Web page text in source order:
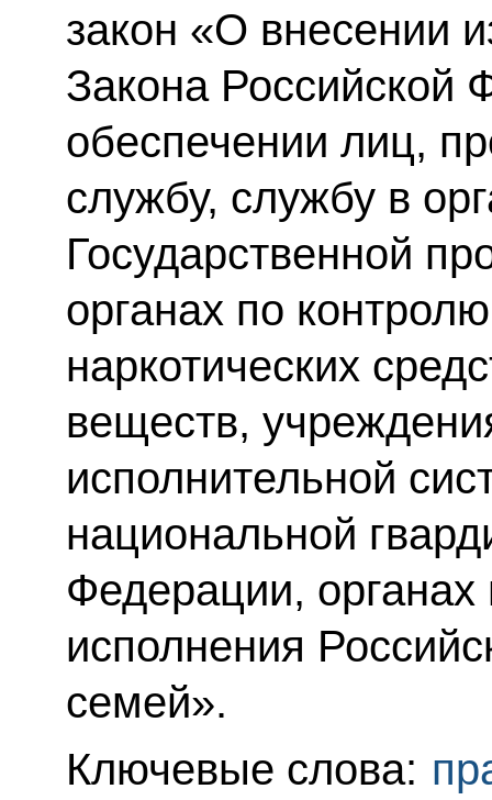
закон «О внесении
Закона Российской
обеспечении лиц,
службу, службу в
Государственной
органах по
наркотических
веществ,
исполнительной
национальной
Федерации, органах
исполнения
семей».
Ключевые слова: